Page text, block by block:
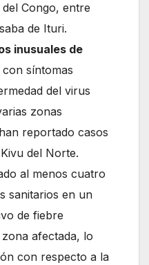
Congo, entre
de Ituri.
inusuales de
con síntomas
del virus
zonas
reportado casos
del Norte.
al menos cuatro
sanitarios en un
de fiebre
afectada, lo
con respecto a la